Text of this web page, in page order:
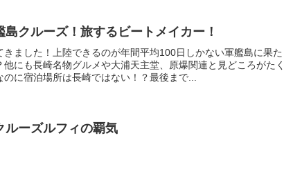
クルーズ！旅するビートメイカー！
ました！上陸できるのが年間平均100日しかない軍艦島に果た
にも長崎名物グルメや大浦天主堂、原爆関連と見どころがたく
に宿泊場所は長崎ではない！？最後まで...
ルーズルフィの覇気